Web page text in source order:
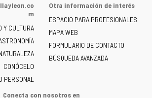
la
de
Castilla
y
León
-
m
Y CULTURA
CONÓCELO
PERSONAL
Otra información de interés
ESPACIO PARA PROFESIONALES
MAPA WEB
FORMULARIO DE CONTACTO
BÚSQUEDA AVANZADA
Conecta con nosotros en